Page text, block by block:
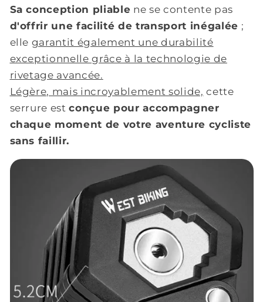
Sa conception pliable ne se contente pas
d'offrir une facilité de transport inégalée ;
elle garantit également une durabilité
exceptionnelle grâce à la technologie de
rivetage avancée.
Légère, mais incroyablement solide, cette
serrure estconçue pour accompagner
chaque moment de votre aventure cycliste
sans faillir.